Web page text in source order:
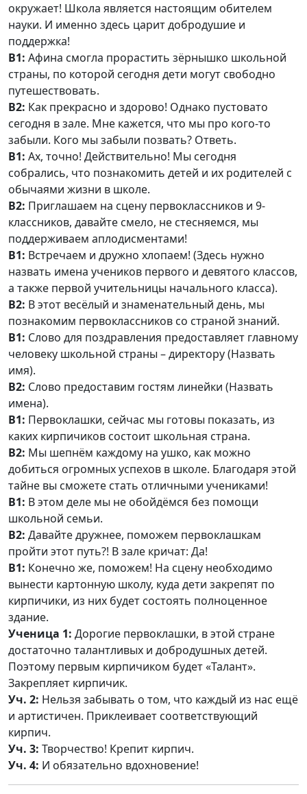
окружает! Школа является настоящим обителем
науки. И именно здесь царит добродушие и
поддержка!
В1: Афина смогла прорастить зёрнышко школьной
страны, по которой сегодня дети могут свободно
путешествовать.
В2: Как прекрасно и здорово! Однако пустовато
сегодня в зале. Мне кажется, что мы про кого-то
забыли. Кого мы забыли позвать? Ответь.
В1: Ах, точно! Действительно! Мы сегодня
собрались, что познакомить детей и их родителей с
обычаями жизни в школе.
В2: Приглашаем на сцену первоклассников и 9-
классников, давайте смело, не стесняемся, мы
поддерживаем аплодисментами!
В1: Встречаем и дружно хлопаем! (Здесь нужно
назвать имена учеников первого и девятого классов,
а также первой учительницы начального класса).
В2: В этот весёлый и знаменательный день, мы
познакомим первоклассников со страной знаний.
В1: Слово для поздравления предоставляет главному
человеку школьной страны – директору (Назвать
имя).
В2: Слово предоставим гостям линейки (Назвать
имена).
В1: Первоклашки, сейчас мы готовы показать, из
каких кирпичиков состоит школьная страна.
В2: Мы шепнём каждому на ушко, как можно
добиться огромных успехов в школе. Благодаря этой
тайне вы сможете стать отличными учениками!
В1: В этом деле мы не обойдёмся без помощи
школьной семьи.
В2: Давайте дружнее, поможем первоклашкам
пройти этот путь?! В зале кричат: Да!
В1: Конечно же, поможем! На сцену необходимо
вынести картонную школу, куда дети закрепят по
кирпичики, из них будет состоять полноценное
здание.
Ученица 1: Дорогие первоклашки, в этой стране
достаточно талантливых и добродушных детей.
Поэтому первым кирпичиком будет «Талант».
Закрепляет кирпичик.
Уч. 2: Нельзя забывать о том, что каждый из нас ещё
и артистичен. Приклеивает соответствующий
кирпич.
Уч. 3: Творчество! Крепит кирпич.
Уч. 4: И обязательно вдохновение!